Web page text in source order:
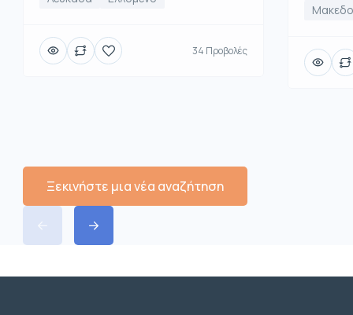
34 Προβολές
Ξεκινήστε μια νέα αναζήτηση